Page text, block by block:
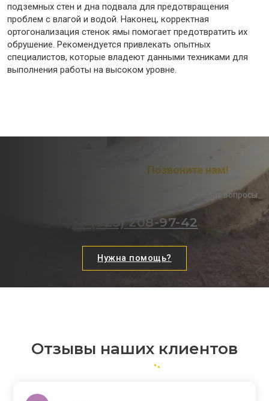
подземных стен и дна подвала для предотвращения
проблем с влагой и водой. Наконец, корректная
ортогонализация стенок ямы помогает предотвратить их
обрушение. Рекомендуется привлекать опытных
специалистов, которые владеют данными техниками для
выполнения работы на высоком уровне.
Позвоните нам!
Наши менеджеры ответят на все интересующие Вас вопросы
+7 (925) 208-97-42
Нужна помощь?
Отзывы наших клиентов